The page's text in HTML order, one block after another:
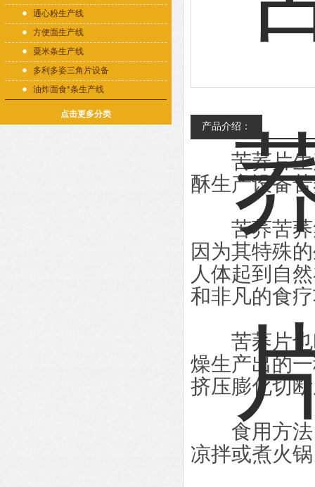
通心粉生产线
方便面生产线
粟米条生产线
多利多姿三角片设备
油炸面食*条生产线
点击更多分类
产品介绍：
苦荞片生
酥生产设备
苦荞苦荞
因为其特殊
人体起到自
和非凡的食
苦荞片也
燥生产出的
挤压膨化切
食用方法
凉拌或煮火